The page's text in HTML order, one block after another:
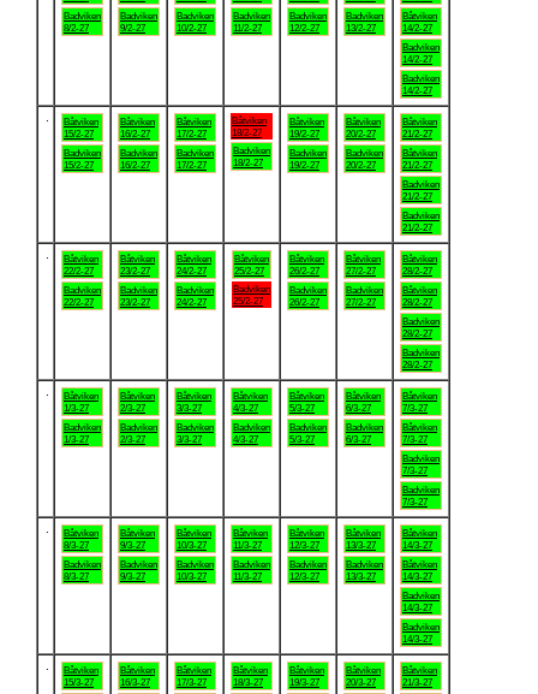
Badviken
8/2-27
Badviken
9/2-27
Badviken
10/2-27
Badviken
11/2-27
Badviken
12/2-27
Badviken
13/2-27
Båtviken
14/2-27
Badviken
14/2-27
Badviken
14/2-27
Båtviken
15/2-27
Badviken
15/2-27
Båtviken
16/2-27
Badviken
16/2-27
Båtviken
17/2-27
Badviken
17/2-27
Båtviken
18/2-27
Badviken
18/2-27
Båtviken
19/2-27
Badviken
19/2-27
Båtviken
20/2-27
Badviken
20/2-27
Båtviken
21/2-27
Båtviken
21/2-27
Badviken
21/2-27
Badviken
21/2-27
Båtviken
22/2-27
Badviken
22/2-27
Båtviken
23/2-27
Badviken
23/2-27
Båtviken
24/2-27
Badviken
24/2-27
Båtviken
25/2-27
Badviken
25/2-27
Båtviken
26/2-27
Badviken
26/2-27
Båtviken
27/2-27
Badviken
27/2-27
Båtviken
28/2-27
Båtviken
28/2-27
Badviken
28/2-27
Badviken
28/2-27
Båtviken
1/3-27
Badviken
1/3-27
Båtviken
2/3-27
Badviken
2/3-27
Båtviken
3/3-27
Badviken
3/3-27
Båtviken
4/3-27
Badviken
4/3-27
Båtviken
5/3-27
Badviken
5/3-27
Båtviken
6/3-27
Badviken
6/3-27
Båtviken
7/3-27
Båtviken
7/3-27
Badviken
7/3-27
Badviken
7/3-27
Båtviken
8/3-27
Badviken
8/3-27
Båtviken
9/3-27
Badviken
9/3-27
Båtviken
10/3-27
Badviken
10/3-27
Båtviken
11/3-27
Badviken
11/3-27
Båtviken
12/3-27
Badviken
12/3-27
Båtviken
13/3-27
Badviken
13/3-27
Båtviken
14/3-27
Båtviken
14/3-27
Badviken
14/3-27
Badviken
14/3-27
Båtviken
15/3-27
Båtviken
16/3-27
Båtviken
17/3-27
Båtviken
18/3-27
Båtviken
19/3-27
Båtviken
20/3-27
Båtviken
21/3-27